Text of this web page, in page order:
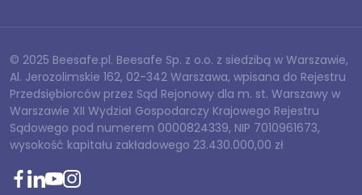
© 2025 Beesafe.pl. Beesafe Sp. z o.o. z siedzibą w Warszawie,
Al. Jerozolimskie 162, 02-342 Warszawa, wpisana do Rejestru
Przedsiębiorców przez Sąd Rejonowy dla m. st. Warszawy w
Warszawie XII Wydział Gospodarczy Krajowego Rejestru
Sądowego pod numerem 0000824339, NIP 7010961673,
wysokość kapitału zakładowego 23.430.000,00 zł